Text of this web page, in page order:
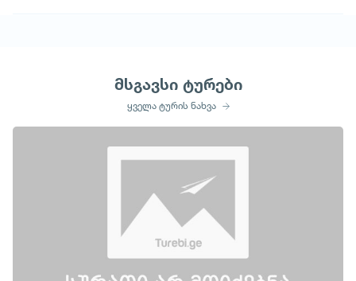
მსგავსი ტურები
ყველა ტურის ნახვა